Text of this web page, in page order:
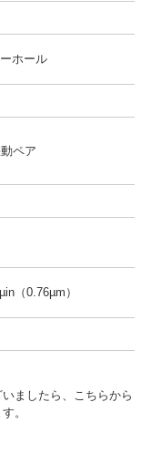
ホール
ペア
（0.76µm）
ましたら、こちらから
。